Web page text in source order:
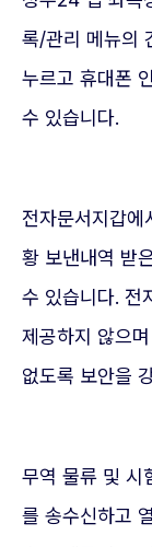
록/관리 메뉴의
누르고 휴대폰
수 있습니다.
전자문서지갑에
황 보낸내역 받
수 있습니다. 전
제공하지 않으
없도록 보안을
무역 물류 및 시
를 송수신하고